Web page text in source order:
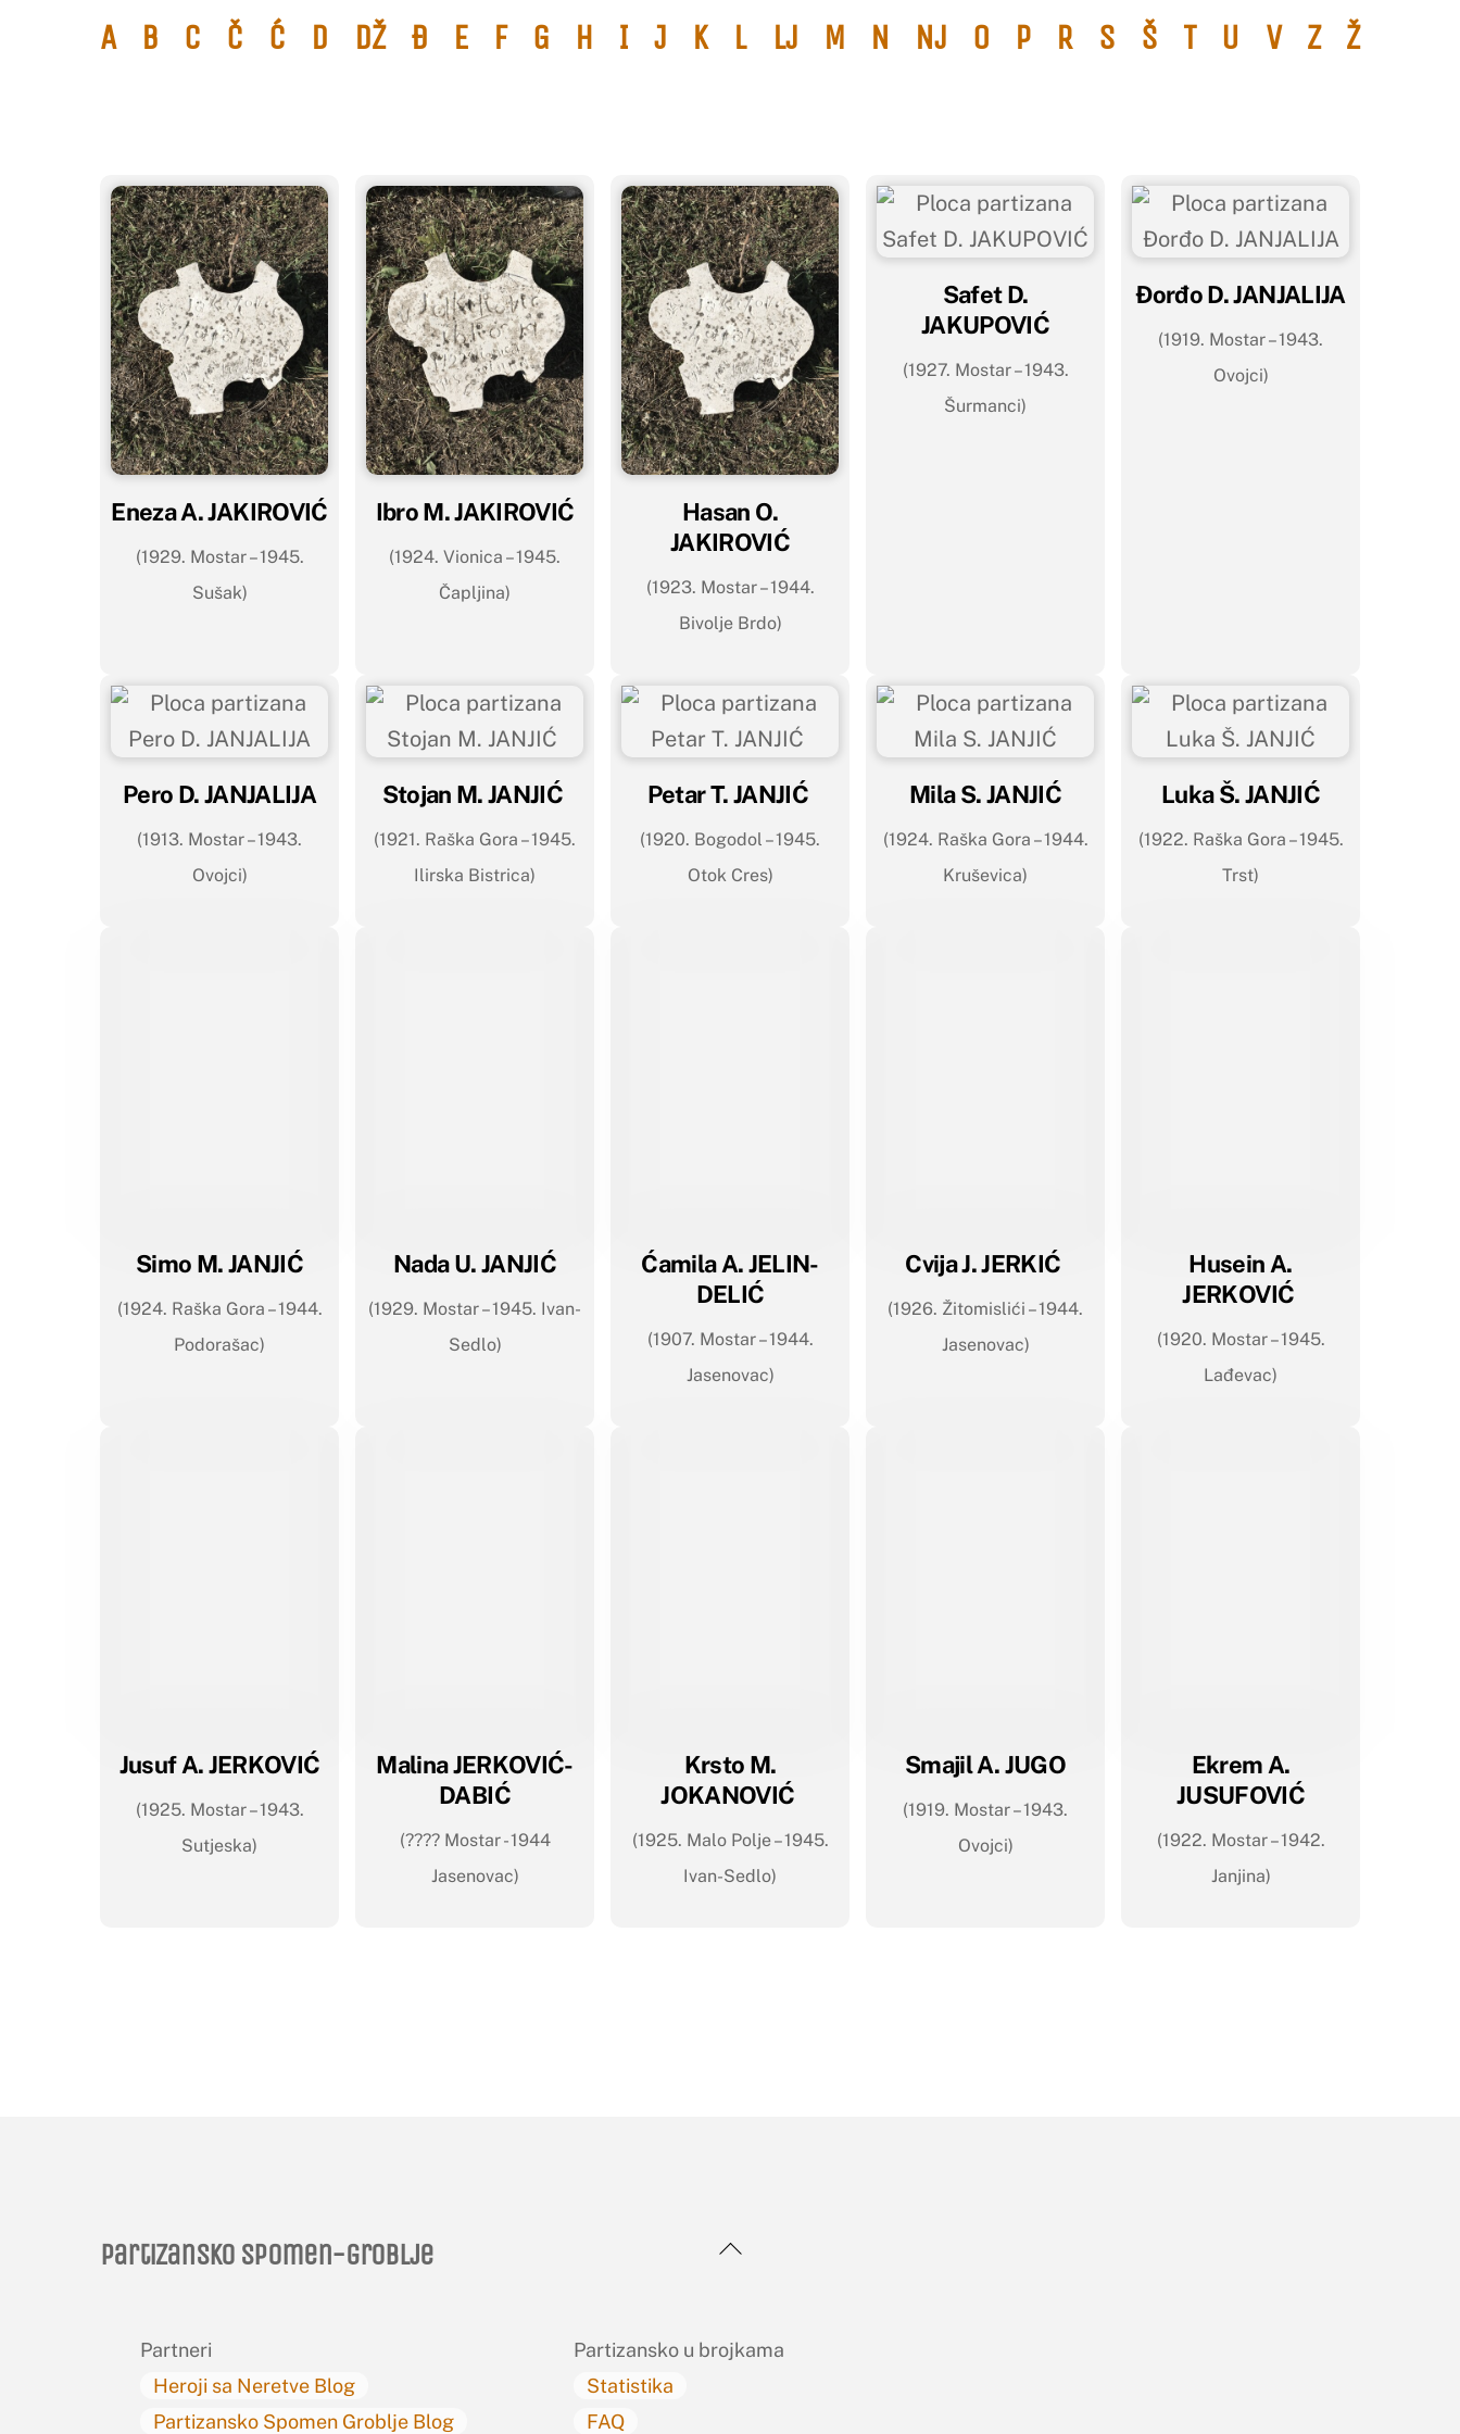
A B C Č Ć D Dž Đ E F G H I J K L Lj M N Nj O P R S Š T U V Z Ž
Eneza A. JAKIROVIĆ
(1929. Mostar – 1945.
Sušak)
Ibro M. JAKIROVIĆ
(1924. Vionica – 1945.
Čapljina)
Hasan O.
JAKIROVIĆ
(1923. Mostar – 1944.
Bivolje Brdo)
Safet D.
JAKUPOVIĆ
(1927. Mostar – 1943.
Šurmanci)
Đorđo D. JANJALIJA
(1919. Mostar – 1943.
Ovojci)
Pero D. JANJALIJA
(1913. Mostar – 1943.
Ovojci)
Stojan M. JANJIĆ
(1921. Raška Gora – 1945.
Ilirska Bistrica)
Petar T. JANJIĆ
(1920. Bogodol – 1945.
Otok Cres)
Mila S. JANJIĆ
(1924. Raška Gora – 1944.
Kruševica)
Luka Š. JANJIĆ
(1922. Raška Gora – 1945.
Trst)
Simo M. JANJIĆ
(1924. Raška Gora – 1944.
Podorašac)
Nada U. JANJIĆ
(1929. Mostar – 1945. Ivan-
Sedlo)
Ćamila A. JELIN-
DELIĆ
(1907. Mostar – 1944.
Jasenovac)
Cvija J. JERKIĆ
(1926. Žitomislići – 1944.
Jasenovac)
Husein A.
JERKOVIĆ
(1920. Mostar – 1945.
Lađevac)
Jusuf A. JERKOVIĆ
(1925. Mostar – 1943.
Sutjeska)
Malina JERKOVIĆ-
DABIĆ
(???? Mostar - 1944
Jasenovac)
Krsto M.
JOKANOVIĆ
(1925. Malo Polje – 1945.
Ivan-Sedlo)
Smajil A. JUGO
(1919. Mostar – 1943.
Ovojci)
Ekrem A.
JUSUFOVIĆ
(1922. Mostar – 1942.
Janjina)
Back
Partizansko spomen-groblje
Partneri
Heroji sa Neretve Blog
Partizansko Spomen Groblje Blog
Partizansko u brojkama
Statistika
FAQ